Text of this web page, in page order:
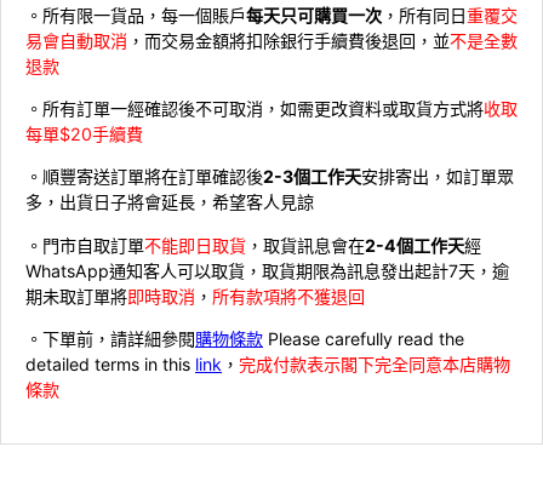
。所有限一貨品，每一個賬戶每天只可購買一次 ，所有同日重覆交
易會自動取消 ，而交易金額將扣除銀行手續費後退回，並不是全數
退款
。所有訂單一經確認後不可取消，如需更改資料或取貨方式將收取
每單$20手續費
。順豐寄送訂單將在訂單確認後2-3個工作天安排寄出，如訂單眾
多，出貨日子將會延長，希望客人見諒
。門市自取訂單不能即日取貨 ，取貨訊息會在2-4個工作天經
WhatsApp通知客人可以取貨，取貨期限為訊息發出起計7天，逾
期未取訂單將即時取消 ， 所有款項將不獲退回
。下單前，請詳細參閱購物條款 Please carefully read the
detailed terms in this link ， 完成付款表示閣下完全同意本店購物
條款